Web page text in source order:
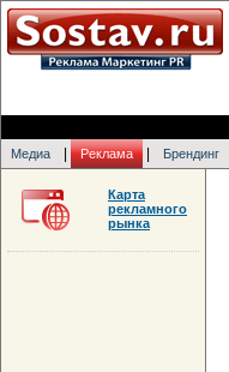
Медиа Реклама Брендинг
Карта
рекламного
рынка